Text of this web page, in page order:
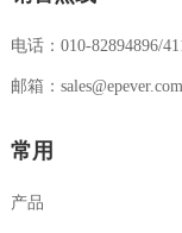
电话：010-82894896/
邮箱：sales@epever.com
常用
产品